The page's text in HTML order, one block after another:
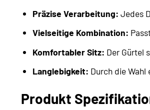
Präzise Verarbeitung: Jedes
Vielseitige Kombination:
Komfortabler Sitz: Der Gürtel
Langlebigkeit: Durch die
Produkt